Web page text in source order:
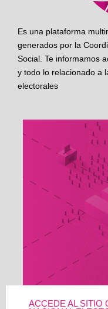
Es una plataforma
generados por la
Social. Te informamos
y todo lo relacionado a
electorales
ACCEDE AL SITIO